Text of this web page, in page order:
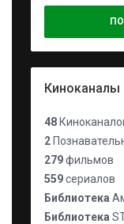
Киноканалы
48
2
279фильмов
559сериалов
Библиотека
Библиотека